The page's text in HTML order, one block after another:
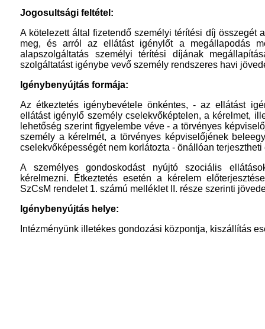
Jogosultsági feltétel:
A kötelezett által fizetendő személyi térítési díj összegét
meg, és arról az ellátást igénylőt a megállapodás
alapszolgáltatás személyi térítési díjának
szolgáltatást igénybe vevő személy rendszeres havi
Igénybenyújtás formája:
Az étkeztetés igénybevétele önkéntes, - az ellátást
ellátást igénylő személy cselekvőképtelen, a kérelmet,
lehetőség szerint figyelembe véve - a törvényes
személy a kérelmét, a törvényes képviselőjének
cselekvőképességét nem korlátozta - önállóan terjesztheti
A személyes gondoskodást nyújtó szociális
kérelmezni. Étkeztetés esetén a kérelem
SzCsM rendelet 1. számú melléklet II. része szerinti
Igénybenyújtás helye:
Intézményünk illetékes gondozási központja, kiszállítás